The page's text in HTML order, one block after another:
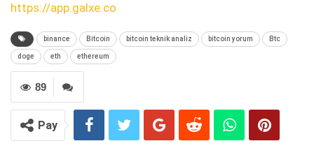
https://app.galxe.co
binance Bitcoin bitcoin teknik analiz bitcoin yorum Btc
doge eth ethereum
89
Pay